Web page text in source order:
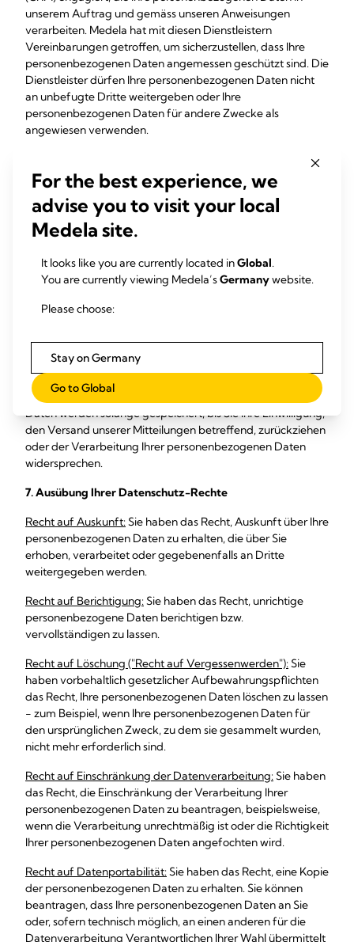
unserem Auftrag und gemäss unseren Anweisungen
verarbeiten. Medela hat mit diesen Dienstleistern
Vereinbarungen getroffen, um sicherzustellen, dass Ihre
personenbezogenen Daten angemessen geschützt sind. Die
Dienstleister dürfen Ihre personenbezogenen Daten nicht
an unbefugte Dritte weitergeben oder Ihre
personenbezogenen Daten für andere Zwecke als
angewiesen verwenden.
Ihre personenbezogenen Daten stammen möglicherweise
von IQVIA Commercial GmbH & Co. OHG,
Unterschweinstiege 2-14, 60549 Frankfurt am Main,
Deutschland. Sie verarbeitet auf Basis der
Interessenabwägung gemäß Art. 6 (1) (f) DSGVO Ihre
Adressdaten und Selektionsmerkmale für Zwecke der
Direktwerbung von Unternehmen sowie zur Prüfung und
Anreicherung von Adressbeständen anderer Unternehmen .
personenbezogenen Daten
Die Speicherung Ihrer personenbezogenen Daten erfolgt
auf Servern in der Europäischen Union, UK und Schweiz. Ihre
Daten werden solange gespeichert, bis Sie Ihre Einwilligung,
den Versand unserer Mitteilungen betreffend, zurückziehen
oder der Verarbeitung Ihrer personenbezogenen Daten
widersprechen.
7. Ausübung Ihrer Datenschutz-Rechte
Recht auf Auskunft:Sie haben das Recht, Auskunft über Ihre
personenbezogenen Daten zu erhalten, die über Sie
erhoben, verarbeitet oder gegebenenfalls an Dritte
weitergegeben werden.
Recht auf Berichtigung:Sie haben das Recht, unrichtige
personenbezogene Daten berichtigen bzw.
vervollständigen zu lassen.
Recht auf Löschung ("Recht auf Vergessenwerden"):Sie
haben vorbehaltlich gesetzlicher Aufbewahrungspflichten
das Recht, Ihre personenbezogenen Daten löschen zu lassen
- zum Beispiel, wenn Ihre personenbezogenen Daten für
den ursprünglichen Zweck, zu dem sie gesammelt wurden,
nicht mehr erforderlich sind.
Recht auf Einschränkung der Datenverarbeitung:Sie haben
das Recht, die Einschränkung der Verarbeitung Ihrer
personenbezogenen Daten zu beantragen, beispielsweise,
wenn die Verarbeitung unrechtmäßig ist oder die Richtigkeit
Ihrer personenbezogenen Daten angefochten wird.
Recht auf Datenportabilität:Sie haben das Recht, eine Kopie
der personenbezogenen Daten zu erhalten. Sie können
beantragen, dass Ihre personenbezogenen Daten an Sie
oder, sofern technisch möglich, an einen anderen für die
Datenverarbeitung Verantwortlichen Ihrer Wahl übermittelt
For the best experience, we
advise you to visit your local
Medela site.
It looks like you are currently located inGlobal.
You are currently viewing Medela’sGermanywebsite.
Please choose:
Stay on Germany
Go to Global